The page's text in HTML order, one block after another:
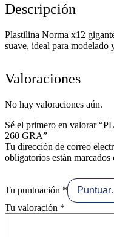
Descripción
Plastilina Norma x12
suave, ideal para modelado
Valoraciones
No hay valoraciones aún.
Sé el primero en valorar
260 GRA”
Tu dirección de correo
obligatorios están marcados
Tu puntuación *
Tu valoración *